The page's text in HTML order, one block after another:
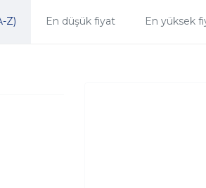
Z) En düşük fiyat En yüksek